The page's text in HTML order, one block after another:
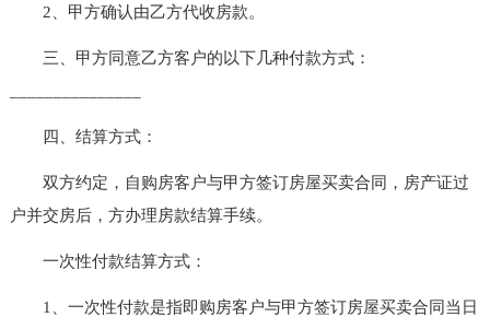
2、甲方确认由乙方代收房款。
三、甲方同意乙方客户的以下几种付款方式：
四、结算方式：
双方约定，自购房客户与甲方签订房屋买卖合同，房产证过
户并交房后，方办理房款结算手续。
一次性付款结算方式：
1、一次性付款是指即购房客户与甲方签订房屋买卖合同当日